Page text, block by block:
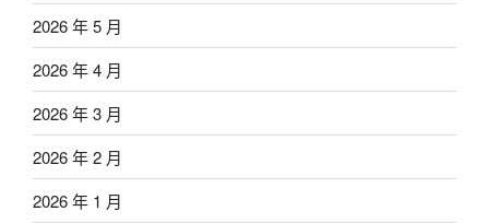
2026 年 5 月
2026 年 4 月
2026 年 3 月
2026 年 2 月
2026 年 1 月